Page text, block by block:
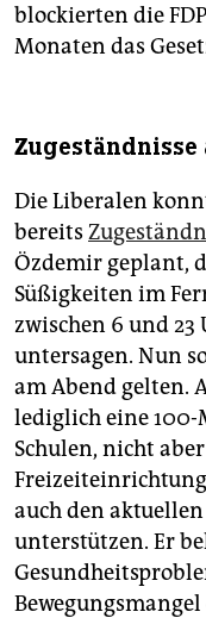
blockierten die
Monaten das
Zugeständnisse
Die Liberalen
bereits
Özdemir geplant,
Süßigkeiten im
zwischen 6 und
untersagen. Nun
am Abend gelten.
lediglich eine
Schulen, nicht
auch den
unterstützen. Er